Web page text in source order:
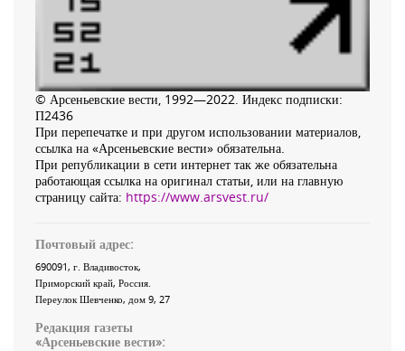
© Арсеньевские вести, 1992—2022. Индекс подписки:
П2436
При перепечатке и при другом использовании материалов,
ссылка на «Арсеньевские вести» обязательна.
При републикации в сети интернет так же обязательна
работающая ссылка на оригинал статьи, или на главную
страницу сайта: https://www.arsvest.ru/
Почтовый адрес:
690091, г. Владивосток,
Приморский край, Россия
Переулок Шевченко, дом 9, 27
Редакция газеты
«Арсеньевские вести»: